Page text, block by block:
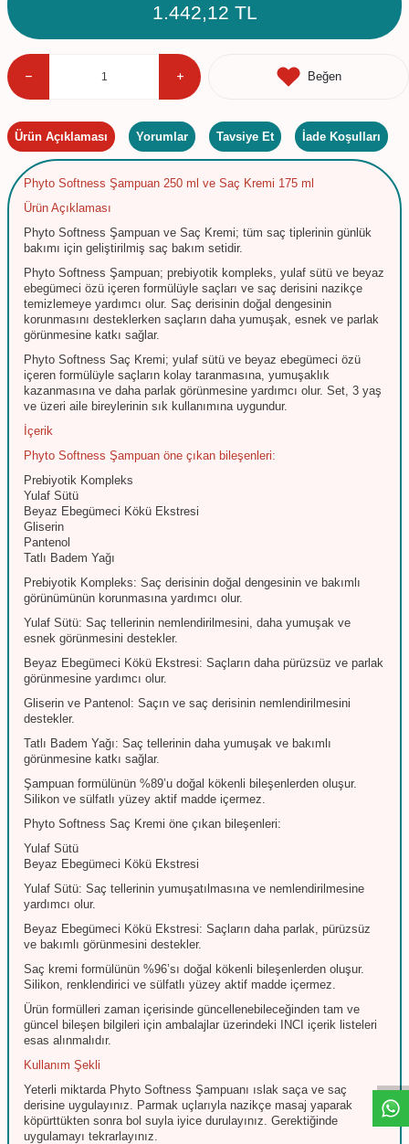
1.442,12 TL
Beğen
Ürün Açıklaması Yorumlar Tavsiye Et İade Koşulları
Phyto Softness Şampuan 250 ml ve Saç Kremi 175 ml
Ürün Açıklaması
Phyto Softness Şampuan ve Saç Kremi; tüm saç tiplerinin günlük
bakımı için geliştirilmiş saç bakım setidir.
Phyto Softness Şampuan; prebiyotik kompleks, yulaf sütü ve beyaz
ebegümeci özü içeren formülüyle saçları ve saç derisini nazikçe
temizlemeye yardımcı olur. Saç derisinin doğal dengesinin
korunmasını desteklerken saçların daha yumuşak, esnek ve parlak
görünmesine katkı sağlar.
Phyto Softness Saç Kremi; yulaf sütü ve beyaz ebegümeci özü
içeren formülüyle saçların kolay taranmasına, yumuşaklık
kazanmasına ve daha parlak görünmesine yardımcı olur. Set, 3 yaş
ve üzeri aile bireylerinin sık kullanımına uygundur.
İçerik
Phyto Softness Şampuan öne çıkan bileşenleri:
Prebiyotik Kompleks
Yulaf Sütü
Beyaz Ebegümeci Kökü Ekstresi
Gliserin
Pantenol
Tatlı Badem Yağı
Prebiyotik Kompleks: Saç derisinin doğal dengesinin ve bakımlı
görünümünün korunmasına yardımcı olur.
Yulaf Sütü: Saç tellerinin nemlendirilmesini, daha yumuşak ve
esnek görünmesini destekler.
Beyaz Ebegümeci Kökü Ekstresi: Saçların daha pürüzsüz ve parlak
görünmesine yardımcı olur.
Gliserin ve Pantenol: Saçın ve saç derisinin nemlendirilmesini
destekler.
Tatlı Badem Yağı: Saç tellerinin daha yumuşak ve bakımlı
görünmesine katkı sağlar.
Şampuan formülünün %89’u doğal kökenli bileşenlerden oluşur.
Silikon ve sülfatlı yüzey aktif madde içermez.
Phyto Softness Saç Kremi öne çıkan bileşenleri:
Yulaf Sütü
Beyaz Ebegümeci Kökü Ekstresi
Yulaf Sütü: Saç tellerinin yumuşatılmasına ve nemlendirilmesine
yardımcı olur.
Beyaz Ebegümeci Kökü Ekstresi: Saçların daha parlak, pürüzsüz
ve bakımlı görünmesini destekler.
Saç kremi formülünün %96’sı doğal kökenli bileşenlerden oluşur.
Silikon, renklendirici ve sülfatlı yüzey aktif madde içermez.
Ürün formülleri zaman içerisinde güncellenebileceğinden tam ve
güncel bileşen bilgileri için ambalajlar üzerindeki INCI içerik listeleri
esas alınmalıdır.
Kullanım Şekli
Yeterli miktarda Phyto Softness Şampuanı ıslak saça ve saç
derisine uygulayınız. Parmak uçlarıyla nazikçe masaj yaparak
köpürttükten sonra bol suyla iyice durulayınız. Gerektiğinde
uygulamayı tekrarlayınız.